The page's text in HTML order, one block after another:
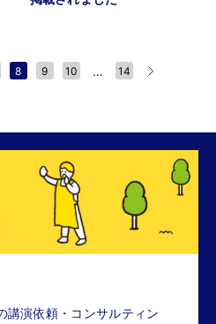
8 9 10 … 14
講演依頼・コンサルティン